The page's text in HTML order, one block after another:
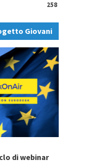
258
Giovani
di webinar